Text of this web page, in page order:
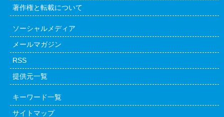
著作権と転載について
ソーシャルメディア
メールマガジン
RSS
提供元一覧
キーワード一覧
サイトマップ